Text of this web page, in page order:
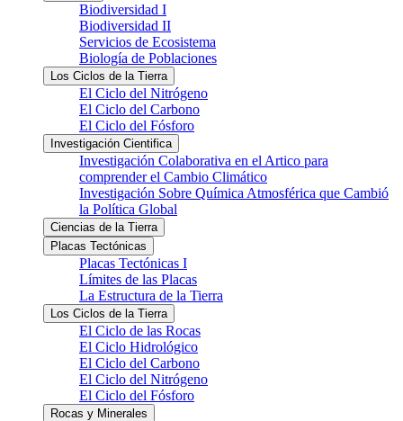
Biodiversidad I
Biodiversidad II
Servicios de Ecosistema
Biología de Poblaciones
Los Ciclos de la Tierra
El Ciclo del Nitrógeno
El Ciclo del Carbono
El Ciclo del Fósforo
Investigación Cientifica
Investigación Colaborativa en el Artico para
comprender el Cambio Climático
Investigación Sobre Química Atmosférica que Cambió
la Política Global
Ciencias de la Tierra
Placas Tectónicas
Placas Tectónicas I
Límites de las Placas
La Estructura de la Tierra
Los Ciclos de la Tierra
El Ciclo de las Rocas
El Ciclo Hidrológico
El Ciclo del Carbono
El Ciclo del Nitrógeno
El Ciclo del Fósforo
Rocas y Minerales